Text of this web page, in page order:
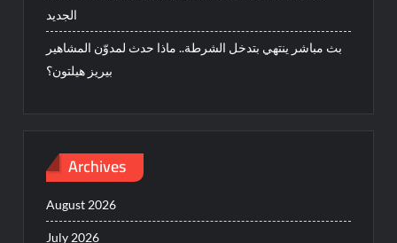
الجديد
بث مباشر ينتهي بتدخل الشرطة.. ماذا حدث لمدوّن المشاهير
بيريز هيلتون؟
Archives
August 2026
July 2026